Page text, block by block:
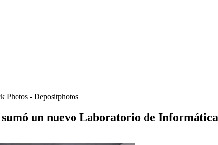
Photos - Depositphotos
un nuevo Laboratorio de Informática